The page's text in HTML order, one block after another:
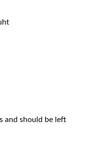
and should be left